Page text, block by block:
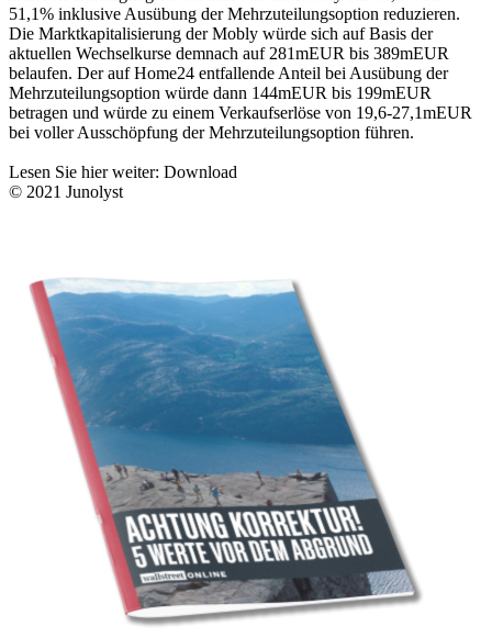
51,1% inklusive Ausübung der Mehrzuteilungsoption reduzieren.
Die Marktkapitalisierung der Mobly würde sich auf Basis der
aktuellen Wechselkurse demnach auf 281mEUR bis 389mEUR
belaufen. Der auf Home24 entfallende Anteil bei Ausübung der
Mehrzuteilungsoption würde dann 144mEUR bis 199mEUR
betragen und würde zu einem Verkaufserlöse von 19,6-27,1mEUR
bei voller Ausschöpfung der Mehrzuteilungsoption führen.
Lesen Sie hier weiter: Download
© 2021 Junolyst